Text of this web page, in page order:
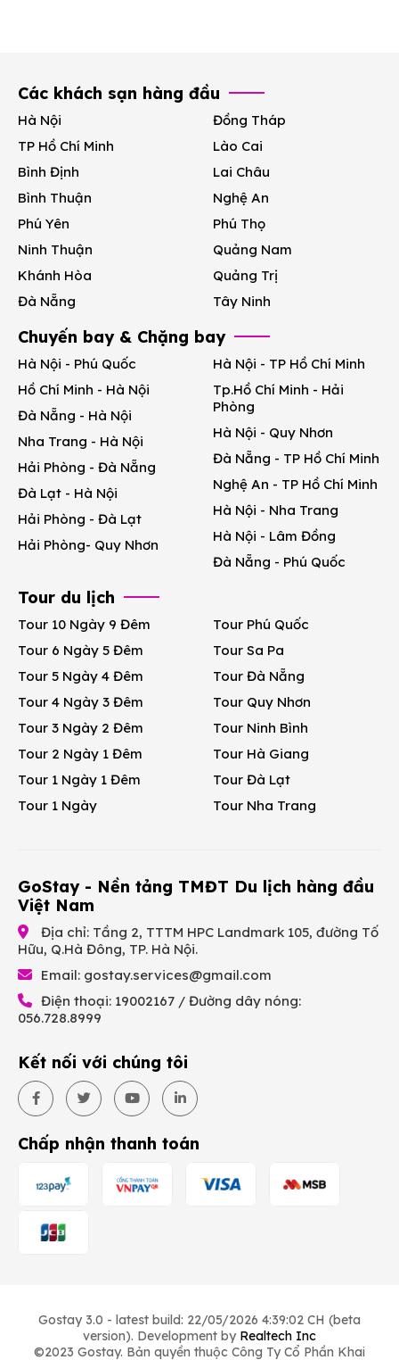
Các khách sạn hàng đầu
Hà Nội
TP Hồ Chí Minh
Bình Định
Bình Thuận
Phú Yên
Ninh Thuận
Khánh Hòa
Đà Nẵng
Đồng Tháp
Lào Cai
Lai Châu
Nghệ An
Phú Thọ
Quảng Nam
Quảng Trị
Tây Ninh
Chuyến bay & Chặng bay
Hà Nội - Phú Quốc
Hồ Chí Minh - Hà Nội
Đà Nẵng - Hà Nội
Nha Trang - Hà Nội
Hải Phòng - Đà Nẵng
Đà Lạt - Hà Nội
Hải Phòng - Đà Lạt
Hải Phòng- Quy Nhơn
Hà Nội - TP Hồ Chí Minh
Tp.Hồ Chí Minh - Hải
Phòng
Hà Nội - Quy Nhơn
Đà Nẵng - TP Hồ Chí Minh
Nghệ An - TP Hồ Chí Minh
Hà Nội - Nha Trang
Hà Nội - Lâm Đồng
Đà Nẵng - Phú Quốc
Tour du lịch
Tour 10 Ngày 9 Đêm
Tour 6 Ngày 5 Đêm
Tour 5 Ngày 4 Đêm
Tour 4 Ngày 3 Đêm
Tour 3 Ngày 2 Đêm
Tour 2 Ngày 1 Đêm
Tour 1 Ngày 1 Đêm
Tour 1 Ngày
Tour Phú Quốc
Tour Sa Pa
Tour Đà Nẵng
Tour Quy Nhơn
Tour Ninh Bình
Tour Hà Giang
Tour Đà Lạt
Tour Nha Trang
GoStay - Nền tảng TMĐT Du lịch hàng đầu
Việt Nam
Địa chỉ: Tầng 2, TTTM HPC Landmark 105, đường Tố
Hữu, Q.Hà Đông, TP. Hà Nội.
Email: gostay.services@gmail.com
Điện thoại: 19002167 / Đường dây nóng:
056.728.8999
Kết nối với chúng tôi
Chấp nhận thanh toán
Gostay 3.0 - latest build: 22/05/2026 4:39:02 CH (beta
version). Development by Realtech Inc
©2023 Gostay. Bản quyền thuộc Công Ty Cổ Phần Khai